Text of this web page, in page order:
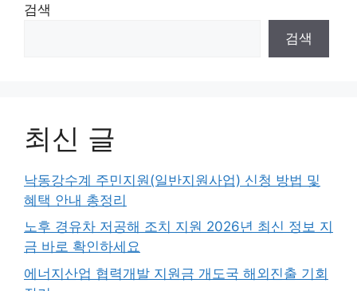
검색
검색
최신 글
낙동강수계 주민지원(일반지원사업) 신청 방법 및
혜택 안내 총정리
노후 경유차 저공해 조치 지원 2026년 최신 정보 지
금 바로 확인하세요
에너지산업 협력개발 지원금 개도국 해외진출 기회